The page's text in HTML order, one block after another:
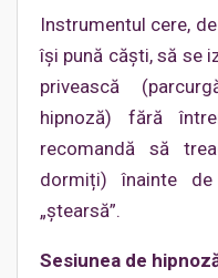
Instrumentul cere,
își pună căști, să se
privească
hipnoză) fără
recomandă să
dormiți) înainte
„ștearsă”.
Sesiunea de